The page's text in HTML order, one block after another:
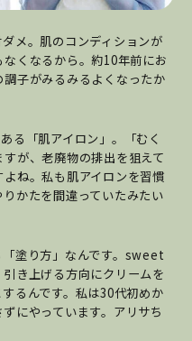
メ。肌のコンディションが
くなるから。約10年前にお
子がみるみるよくなったか
る「肌アイロン」。「むく
が、老廃物の排出を狙えて
ね。私も肌アイロンを習慣
かたを間違っていたみたい
塗り方」なんです。sweet
き上げる方向にクリームを
るんです。私は30代初めか
にやっています。アリサち